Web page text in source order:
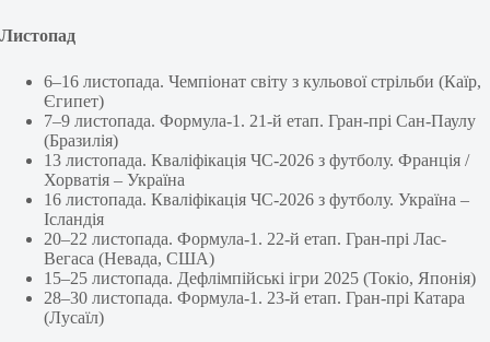
Листопад
6–16 листопада. Чемпіонат світу з кульової стрільби (Каїр,
Єгипет)
7–9 листопада. Формула-1. 21-й етап. Гран-прі Сан-Паулу
(Бразилія)
13 листопада. Кваліфікація ЧС-2026 з футболу. Франція /
Хорватія – Україна
16 листопада. Кваліфікація ЧС-2026 з футболу. Україна –
Ісландія
20–22 листопада. Формула-1. 22-й етап. Гран-прі Лас-
Вегаса (Невада, США)
15–25 листопада. Дефлімпійські ігри 2025 (Токіо, Японія)
28–30 листопада. Формула-1. 23-й етап. Гран-прі Катара
(Лусаїл)